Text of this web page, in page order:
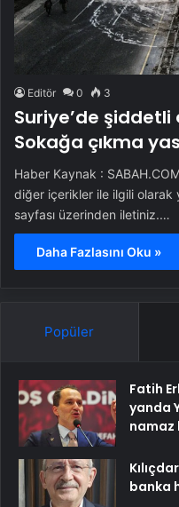
Editör 0 3
Suriye’de
Sokağa çıkma
Haber Kaynak :
diğer içerikler ile ilgili olarak
sayfası üzerinden iletiniz.…
Daha Fazlasını Oku »
Popüler
Fatih
yanda
namaz
banka